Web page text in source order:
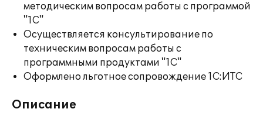
методическим вопросам работы с программой
"1С"
Осуществляется консультирование по
техническим вопросам работы с
программными продуктами "1С"
Оформлено льготное сопровождение 1С:ИТС
Описание